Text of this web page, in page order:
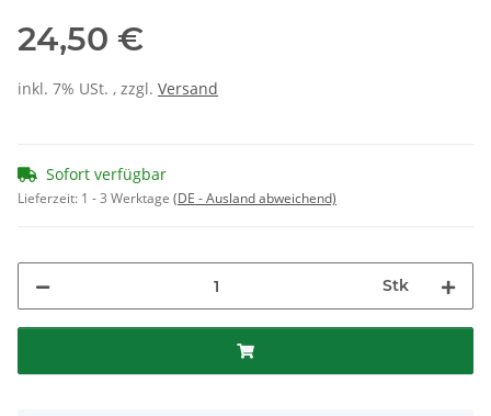
24,50 €
inkl. 7% USt. , zzgl. Versand
Sofort verfügbar
Lieferzeit: 1 - 3 Werktage (DE - Ausland abweichend)
Stk